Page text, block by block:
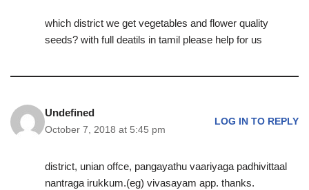
which district we get vegetables and flower quality
seeds? with full deatils in tamil please help for us
Undefined
October 7, 2018 at 5:45 pm
LOG IN TO REPLY
district, unian offce, pangayathu vaariyaga padhivittaal
nantraga irukkum.(eg) vivasayam app. thanks.